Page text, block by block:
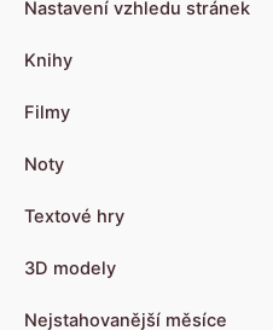
Nastavení vzhledu stránek
Knihy
Filmy
Noty
Textové hry
3D modely
Nejstahovanější měsíce